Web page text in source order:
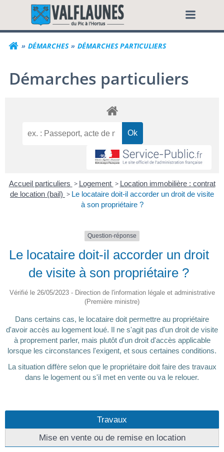
contenuCommune de
DÉMARCHES DÉMARCHES PARTICULIERS
Démarches particuliers
Accueil particuliers > Logement > Location immobilière : contrat
de location (bail) > Le locataire doit-il accorder un droit de visite
à son propriétaire ?
Question-réponse
Le locataire doit-il accorder un droit
de visite à son propriétaire ?
Vérifié le 26/05/2023 - Direction de l'information légale et administrative
(Première ministre)
Dans certains cas, le locataire doit permettre au propriétaire
d'avoir accès au logement loué. Il ne s'agit pas d'un droit de visite
à proprement parler, mais plutôt d'un droit d'accès applicable
lorsque les circonstances l'exigent, et sous certaines conditions.
La situation diffère selon que le propriétaire doit faire des travaux
dans le logement ou s'il met en vente ou va le relouer.
Travaux
Mise en vente ou de remise en location